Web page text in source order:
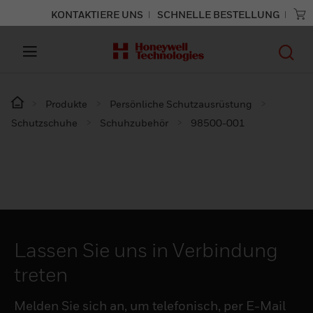
KONTAKTIERE UNS SCHNELLE BESTELLUNG
Produkte
Persönliche Schutzausrüstung
Schutzschuhe
Schuhzubehör 98500-001
Lassen Sie uns in Verbindung
treten
Melden Sie sich an, um telefonisch, per E-Mail